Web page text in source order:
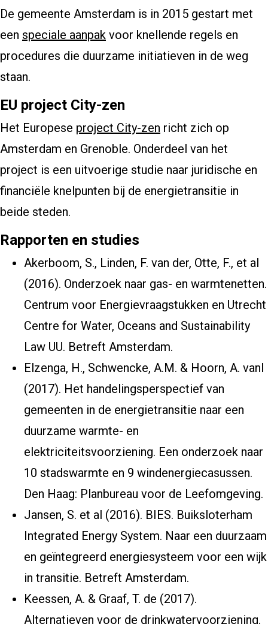
De gemeente Amsterdam is in 2015 gestart met
een speciale aanpak voor knellende regels en
procedures die duurzame initiatieven in de weg
staan.
EU project City-zen
Het Europese project City-zen richt zich op
Amsterdam en Grenoble. Onderdeel van het
project is een uitvoerige studie naar juridische en
financiële knelpunten bij de energietransitie in
beide steden.
Rapporten en studies
Akerboom, S., Linden, F. van der, Otte, F., et al
(2016). Onderzoek naar gas- en warmtenetten.
Centrum voor Energievraagstukken en Utrecht
Centre for Water, Oceans and Sustainability
Law UU. Betreft Amsterdam.
Elzenga, H., Schwencke, A.M. & Hoorn, A. vanl
(2017). Het handelingsperspectief van
gemeenten in de energietransitie naar een
duurzame warmte- en
elektriciteitsvoorziening. Een onderzoek naar
10 stadswarmte en 9 windenergiecasussen.
Den Haag: Planbureau voor de Leefomgeving.
Jansen, S. et al (2016). BIES. Buiksloterham
Integrated Energy System. Naar een duurzaam
en geïntegreerd energiesysteem voor een wijk
in transitie. Betreft Amsterdam.
Keessen, A. & Graaf, T. de (2017).
Alternatieven voor de drinkwatervoorziening.